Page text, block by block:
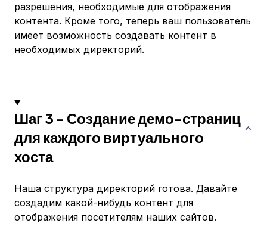
разрешения, необходимые для отображения
контента. Кроме того, теперь ваш пользователь
имеет возможность создавать контент в
необходимых директорий.
Шаг 3 - Создание демо-страниц
для каждого виртуального
хоста
Наша структура директорий готова. Давайте
создадим какой-нибудь контент для
отображения посетителям наших сайтов.